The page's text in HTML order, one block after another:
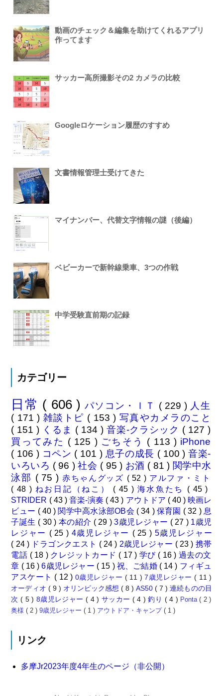
動画のチェック＆編集を助けてくれるアプリ
作ってます
サッカー高所撮影その2 カメラの比較
Googleロケーション履歴のすすめ
文書情報管理士受けてきた
マイナンバー、代替文字情報の謎（後編）
ベビーカーで新幹線乗車、3つの作戦
中学受験直前期の記録
カテゴリー
日常 ( 606 )パソコン・ＩＴ ( 229 ) 人生
( 171 ) 雑談トピ ( 153 ) 写真やカメラのこと
( 151 ) くるま ( 134 ) 音楽-クラシック ( 127 )
買ってみた ( 125 ) ごちそう ( 113 ) iPhone
( 106 ) コペン ( 101 ) 息子の成長 ( 100 )音楽-
いろいろ ( 96 )社会 ( 95 ) お酒 ( 81 ) 関学中水
泳部 ( 75 ) 赤ちゃんグッズ ( 52 ) アルファ・ミト
( 48 ) ねお日記（ねこ） ( 45 ) 海水魚たち ( 45 )
STRIDER ( 43 ) 音楽-演奏 ( 43 ) アウトドア ( 40 ) 映画レ
ビュー ( 40 ) 関学中高水泳部OB会 ( 34 ) 保育園 ( 32 ) 息
子誕生 ( 30 ) 本の紹介 ( 29 )3歳児レジャー ( 27 ) 1歳児
レジャー ( 25 ) 4歳児レジャー ( 25 ) 5歳児レジャー
( 24 ) ドラゴンクエスト ( 24 ) 2歳児レジャー ( 23 ) 携帯
電話 ( 18 ) クレジットカード ( 17 ) 学び ( 16 ) 過去の文
章 ( 16 )6歳児レジャー ( 15 ) 祝、ご結婚 ( 14 ) フィギュ
アスケート ( 12 ) 0歳児レジャー ( 11 )7歳児レジャー( 11 )
オーディオ ( 9 ) オリンピック感想( 8 )AS50( 7 )連続ものの目
次( 5 ) 8歳児レジャー( 4 ) サッカー ( 4 )釣り ( 4 ) Ponta( 2 )
奥様( 2 )9歳児レジャー( 1 ) アウトドア・キャンプ( 1 )
リンク
多摩Jr2023年度4年生のページ（非公開）